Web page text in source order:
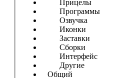
Прицелы
Программы
Озвучка
Иконки
Заставки
Сборки
Интерфейс
Другие
Общий